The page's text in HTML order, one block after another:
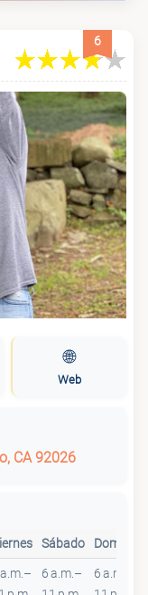
6
🌐
Web
CA 92026
Sábado Domingo
6 a.m.–
6 a.m.–